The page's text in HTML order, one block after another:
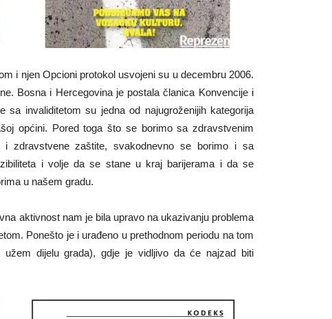
i njen Opcioni protokol usvojeni su u decembru 2006.
Bosna i Hercegovina je postala članica Konvencije i
sa invaliditetom su jedna od najugroženijih kategorija
općini. Pored toga što se borimo sa zdravstvenim
i zdravstvene zaštite, svakodnevno se borimo i sa
i volje da se stane u kraj barijerama i da se
u našem gradu.
aktivnost nam je bila upravo na ukazivanju problema
Ponešto je i urađeno u prethodnom periodu na tom
dijelu grada), gdje je vidljivo da će najzad biti